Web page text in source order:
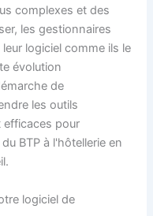
complexes et des
les gestionnaires
logiciel comme ils le
évolution
de
les outils
efficaces pour
BTP à l'hôtellerie en
logiciel de